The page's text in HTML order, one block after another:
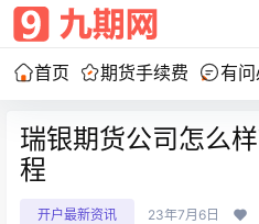
首页 期货手续费 有
瑞银期货公司怎么
程
开户最新资讯 23年7月6日